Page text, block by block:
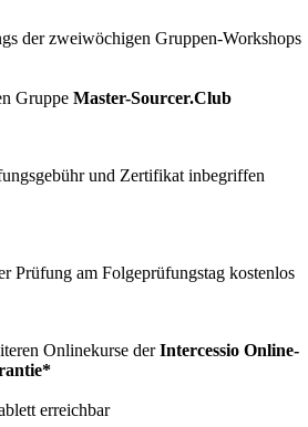
der zweiwöchigen Gruppen-Workshops
GruppeMaster-Sourcer.Club
und Zertifikat inbegriffen
Prüfung am Folgeprüfungstag kostenlos
Onlinekurse derIntercessio Online-
erreichbar